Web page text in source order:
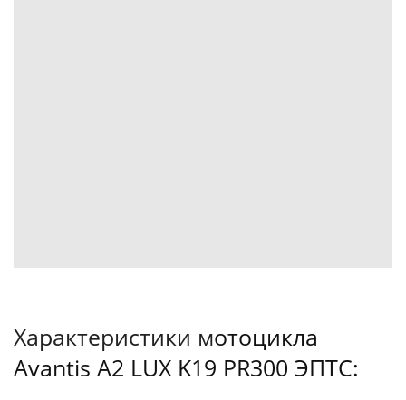
Характеристики мотоцикла
Avantis A2 LUX K19 PR300 ЭПТС: